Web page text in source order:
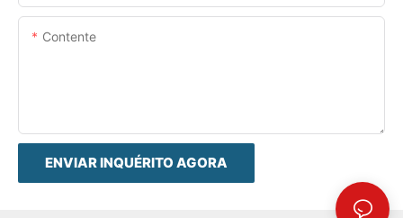
Contente
ENVIAR INQUÉRITO AGORA